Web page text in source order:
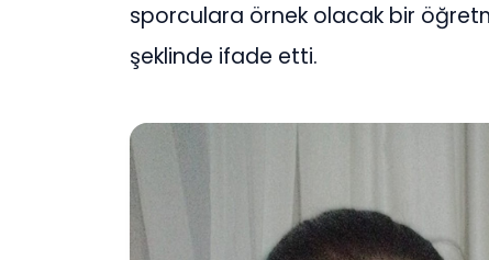
sporculara örnek olacak bir
şeklinde ifade etti.